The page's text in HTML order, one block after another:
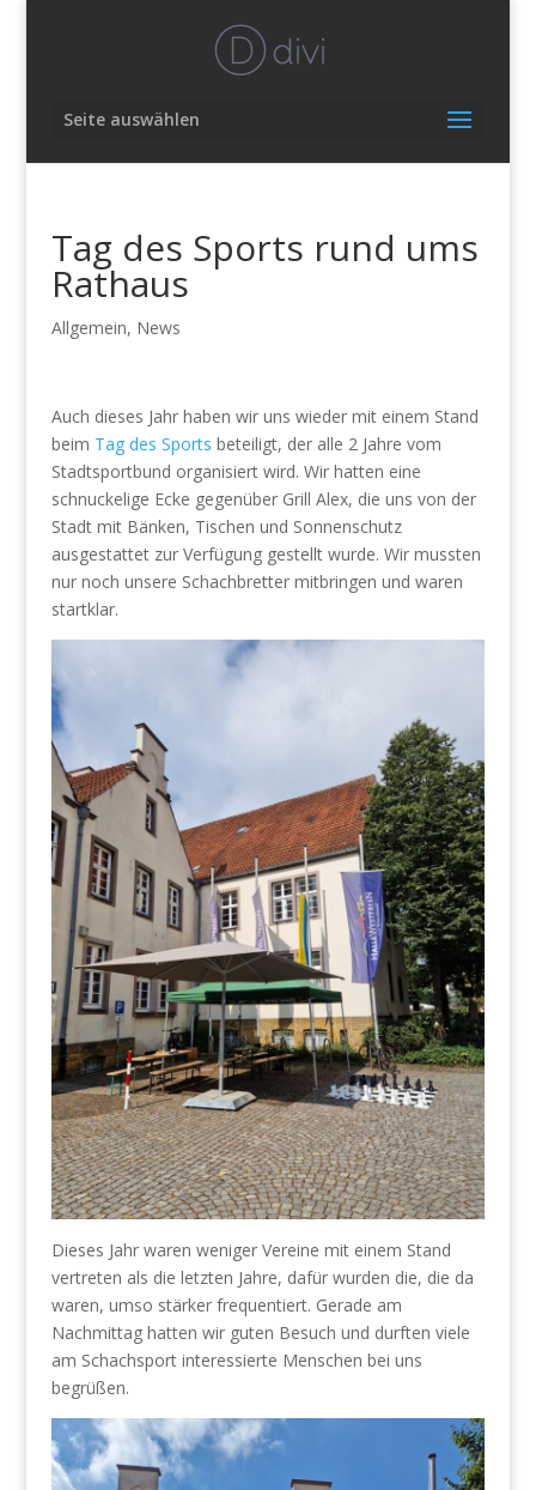
Seite auswählen
Tag des Sports rund ums
Rathaus
Allgemein, News
Auch dieses Jahr haben wir uns wieder mit einem Stand
beim Tag des Sports beteiligt, der alle 2 Jahre vom
Stadtsportbund organisiert wird. Wir hatten eine
schnuckelige Ecke gegenüber Grill Alex, die uns von der
Stadt mit Bänken, Tischen und Sonnenschutz
ausgestattet zur Verfügung gestellt wurde. Wir mussten
nur noch unsere Schachbretter mitbringen und waren
startklar.
Dieses Jahr waren weniger Vereine mit einem Stand
vertreten als die letzten Jahre, dafür wurden die, die da
waren, umso stärker frequentiert. Gerade am
Nachmittag hatten wir guten Besuch und durften viele
am Schachsport interessierte Menschen bei uns
begrüßen.